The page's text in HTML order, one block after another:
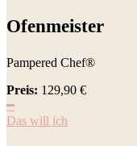
Ofenmeister
Pampered Chef®
Preis: 129,90 €
━
Das will ich